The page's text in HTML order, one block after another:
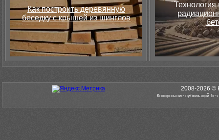
Как построить деревянную
беседку с крышей из шинглов
Технология
2008-2026 ©
Копирование публикаций